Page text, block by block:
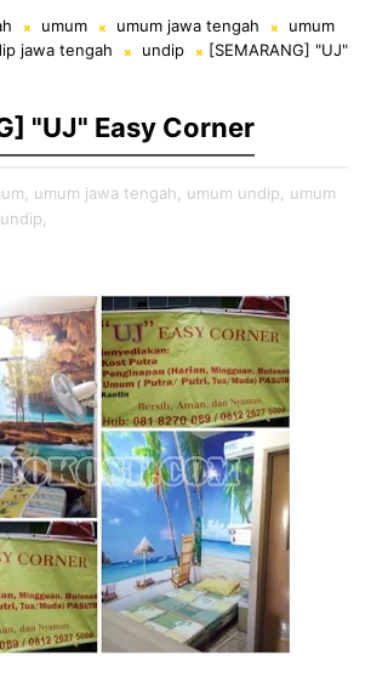
umum umum jawa tengah
umum
jawa tengah undip
[SEMARANG] "UJ"
"UJ" Easy Corner
umum jawa tengah, umum undip,
umum
undip,